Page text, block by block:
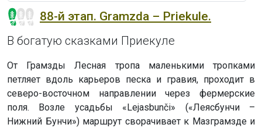
88-й этап. Gramzda – Priekule.
В богатую сказками Приекуле
От Грамзды Лесная тропа маленькими тропками
петляет вдоль карьеров песка и гравия, проходит в
северо-восточном направлении через фермерские
поля. Возле усадьбы «Lejasbunči» («Леясбунчи –
Нижний Бунчи») маршрут сворачивает к Мазграмзде и